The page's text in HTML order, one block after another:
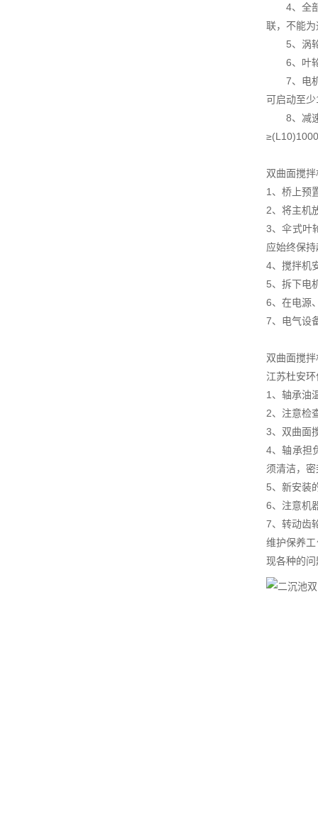
4、全部
联，不能
5、涡轮
6、叶轮
7、电机
可启动至
8、减速
双曲面搅
1、桥上预
2、将主机
3、伞式叶
应始终保
4、搅拌机
5、拆下电
6、在电源
7、电气设
双曲面搅
江苏杜安
1、轴承油
2、注意检
3、双曲面
4、轴承担
须清洁，
5、新安装
6、注意机
7、转动齿
维护保养
现各种的